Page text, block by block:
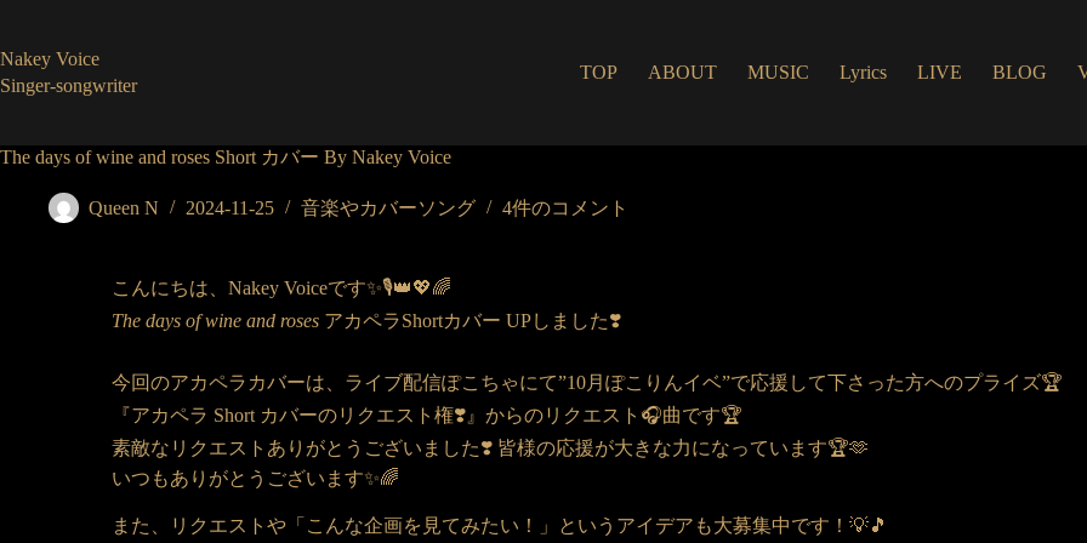
テ
ン
ス
Nakey Voice
Singer-songwriter
TOP ABOUT MUSIC Lyrics LIVE BLOG
The days of wine and roses Short カバー By Nakey Voice
Queen N 2024-11-25 音楽やカバーソング 4件のコメント
こんにちは、Nakey Voiceです✨🎙️👑💖🌈
The days of wine and roses アカペラShortカバー UPしました❣️
今回のアカペラカバーは、ライブ配信ぽこちゃにて”10月ぽこりんイベ”で応援して下さった方へのプライズ🏆
『アカペラ Short カバーのリクエスト権❣️』からのリクエスト🎧曲です🏆
素敵なリクエストありがとうございました❣️ 皆様の応援が大きな力になっています🏆🫶
いつもありがとうございます✨🌈
また、リクエストや「こんな企画を見てみたい！」というアイデアも大募集中です！💡🎵